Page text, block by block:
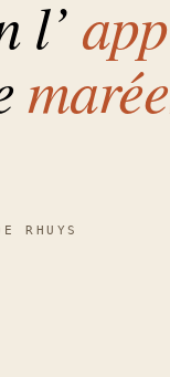
l’
RHUYS